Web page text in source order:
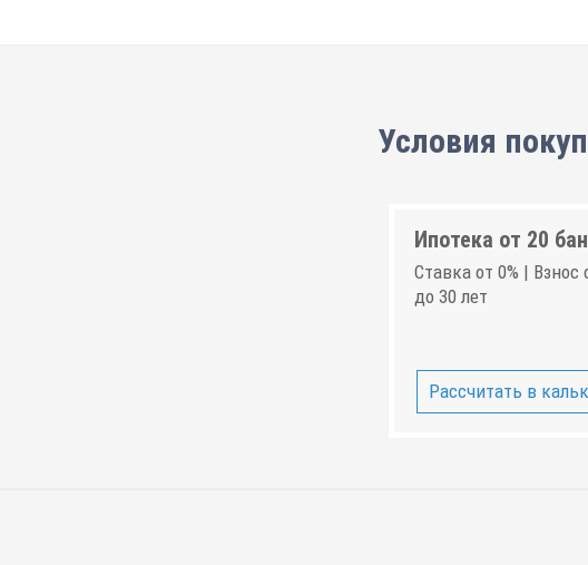
Условия
Ипотека от 20
Ставка от 0% | Взнос
до 30 лет
Рассчитать в